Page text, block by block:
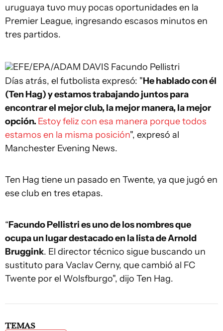
uruguaya tuvo muy pocas oportunidades en la
Premier League, ingresando escasos minutos en
tres partidos.
EFE/EPA/ADAM DAVIS Facundo Pellistri
Días atrás, el futbolista expresó: "He hablado con él
(Ten Hag) y estamos trabajando juntos para
encontrar el mejor club, la mejor manera, la mejor
opción. Estoy feliz con esa manera porque todos
estamos en la misma posición", expresó al
Manchester Evening News.
Ten Hag tiene un pasado en Twente, ya que jugó en
ese club en tres etapas.
“Facundo Pellistri es uno de los nombres que
ocupa un lugar destacado en la lista de Arnold
Bruggink. El director técnico sigue buscando un
sustituto para Vaclav Cerny, que cambió al FC
Twente por el Wolsfburgo", dijo Ten Hag.
TEMAS